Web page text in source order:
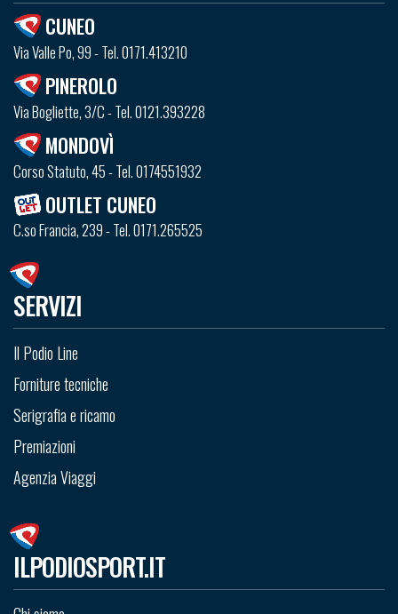
CUNEO
Via Valle Po, 99 - Tel. 0171.413210
PINEROLO
Via Bogliette, 3/C - Tel. 0121.393228
MONDOVÌ
Corso Statuto, 45 - Tel. 0174551932
OUTLET CUNEO
C.so Francia, 239 - Tel. 0171.265525
SERVIZI
Il Podio Line
Forniture tecniche
Serigrafia e ricamo
Premiazioni
Agenzia Viaggi
ILPODIOSPORT.IT